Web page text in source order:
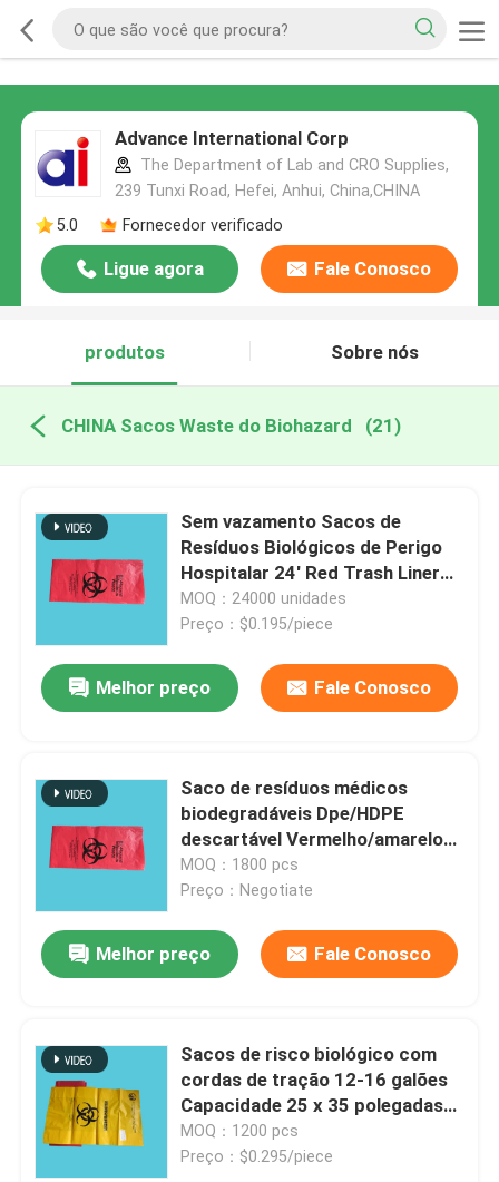
Advance International Corp
The Department of Lab and CRO Supplies,
239 Tunxi Road, Hefei, Anhui, China,CHINA
5.0
Fornecedor verificado
Ligue agora Fale Conosco
produtos Sobre nós
CHINA Sacos Waste do Biohazard (21)
Sem vazamento Sacos de
Resíduos Biológicos de Perigo
Hospitalar 24' Red Trash Liner
com símbolo de perigo para
resíduos infecciosos
MOQ：24000 unidades
Preço：$0.195/piece
Melhor preço Fale Conosco
Saco de resíduos médicos
biodegradáveis Dpe/HDPE
descartável Vermelho/amarelo
Esterilização em autoclave
MOQ：1800 pcs
Preço：Negotiate
Melhor preço Fale Conosco
Sacos de risco biológico com
cordas de tração 12-16 galões
Capacidade 25 x 35 polegadas
Com grande área de marcação e
patch de indicador de
MOQ：1200 pcs
Preço：$0.295/piece